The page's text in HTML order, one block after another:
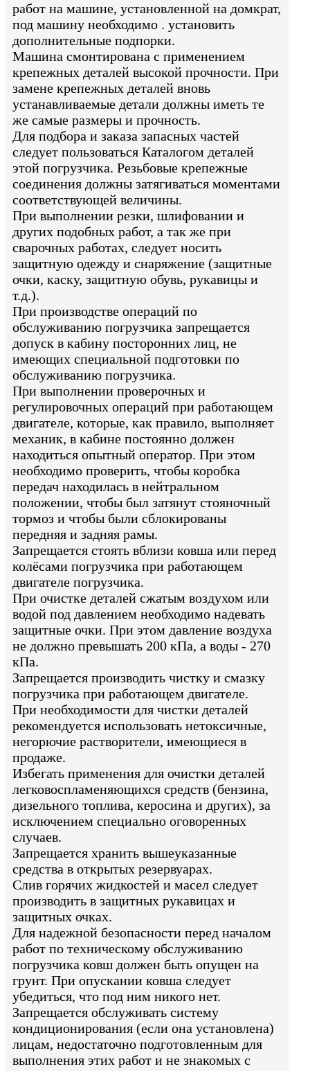
работ на машине, установленной на домкрат,
под машину необходимо . установить
дополнительные подпорки.
Машина смонтирована с применением
крепежных деталей высокой прочности. При
замене крепежных деталей вновь
устанавливаемые детали должны иметь те
же самые размеры и прочность.
Для подбора и заказа запасных частей
следует пользоваться Каталогом деталей
этой погрузчика. Резьбовые крепежные
соединения должны затягиваться моментами
соответствующей величины.
При выполнении резки, шлифовании и
других подобных работ, а так же при
сварочных работах, следует носить
защитную одежду и снаряжение (защитные
очки, каску, защитную обувь, рукавицы и
т.д.).
При производстве операций по
обслуживанию погрузчика запрещается
допуск в кабину посторонних лиц, не
имеющих специальной подготовки по
обслуживанию погрузчика.
При выполнении проверочных и
регулировочных операций при работающем
двигателе, которые, как правило, выполняет
механик, в кабине постоянно должен
находиться опытный оператор. При этом
необходимо проверить, чтобы коробка
передач находилась в нейтральном
положении, чтобы был затянут стояночный
тормоз и чтобы были сблокированы
передняя и задняя рамы.
Запрещается стоять вблизи ковша или перед
колёсами погрузчика при работающем
двигателе погрузчика.
При очистке деталей сжатым воздухом или
водой под давлением необходимо надевать
защитные очки. При этом давление воздуха
не должно превышать 200 кПа, а воды - 270
кПа.
Запрещается производить чистку и смазку
погрузчика при работающем двигателе.
При необходимости для чистки деталей
рекомендуется использовать нетоксичные,
негорючие растворители, имеющиеся в
продаже.
Избегать применения для очистки деталей
легковоспламеняющихся средств (бензина,
дизельного топлива, керосина и других), за
исключением специально оговоренных
случаев.
Запрещается хранить вышеуказанные
средства в открытых резервуарах.
Слив горячих жидкостей и масел следует
производить в защитных рукавицах и
защитных очках.
Для надежной безопасности перед началом
работ по техническому обслуживанию
погрузчика ковш должен быть опущен на
грунт. При опускании ковша следует
убедиться, что под ним никого нет.
Запрещается обслуживать систему
кондиционирования (если она установлена)
лицам, недостаточно подготовленным для
выполнения этих работ и не знакомых с